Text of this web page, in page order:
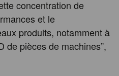
concentration de
et le
produits, notamment à
de pièces de machines”,